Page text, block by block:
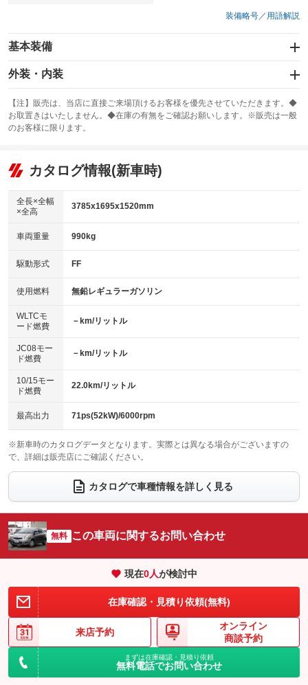
装備略号／用語解説
基本装備
エアバッグ：運転席/助手席
：装備あり
：装備なし
サンルーフ
：装備なし ABS
リフトアップ
：装備なし
：装備なし
パワーウィンドウ
アイドリングストップ
：装備なし
USB入力端子
：装備あり
100V電源
：装備なし
センターデフロック
：装備なし
電動格納ミラー
：装備あり
外装・内装
カーナビ
：装備なし
TV
：装備なし
ビジュアル
：装備なし
：装備なし
革シート
キーレス
HID(キセノンライト)
：装備なし
バックカメラ
：装備なし
エアロ
：装備なし
：装備なし
パワーシート
ベンチシート
：装備なし
チップアップシート
：装備なし
：装備なし ：装備なし
ウォークスルー
：装備なし
電動リアゲート フロントカメラ
：装備なし
：装備なし ：装備なし
サイドカメラ
：装備なし ルーフレール
：装備なし
：装備なし
：装備なし
【注】販売は、当店に直接ご来場頂けるお客様を優先させていただきます。◆
お取置きはいたしません。◆在庫の有無をご確認お願いします。※販売は一般
のお客様に限ります。
カタログ情報(新車時)
全長×全幅
×全高
3785x1695x1520mm
車両重量 990kg
駆動形式 FF
使用燃料 無鉛レギュラーガソリン
WLTCモ
ード燃費
－km/リットル
JC08モー
ド燃費
－km/リットル
10/15モー
ド燃費
22.0km/リットル
最高出力 71ps(52kW)/6000rpm
※新車時のカタログデータとなります。実際とは異なる場合がございますの
で、詳細は販売店にご確認ください。
カタログで車種情報を詳しく見る
無料 この車両に関するお問い合わせ
現在0人が検討中
在庫確認・見積り依頼(無料)
来店予約
オンライン
商談予約
まずは在庫確認・見積り依頼
無料電話でお問い合わせ